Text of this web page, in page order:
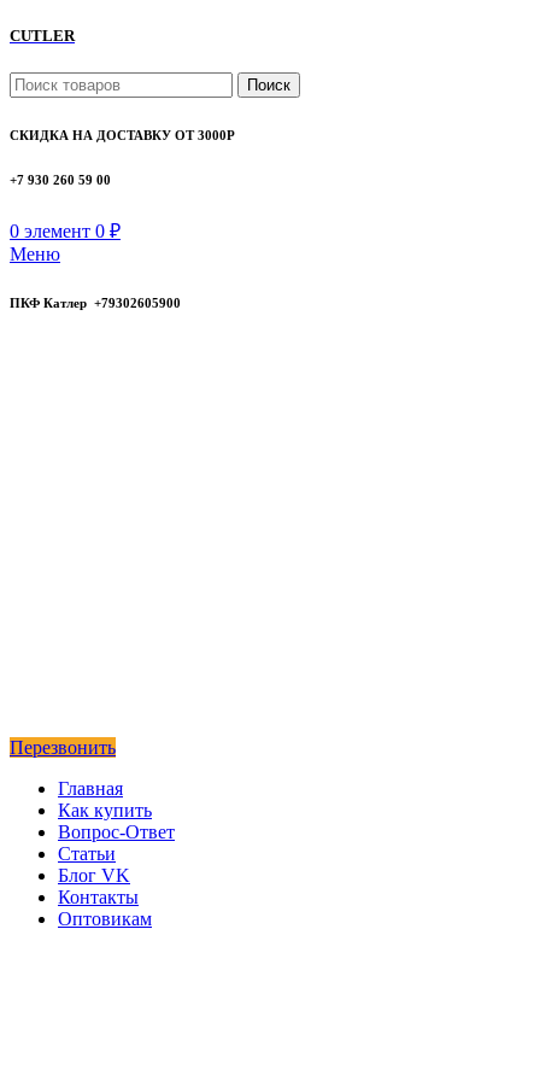
CUTLER
Поиск
СКИДКА НА ДОСТАВКУ ОТ 3000Р
+7 930 260 59 00
0 элемент 0 ₽
Меню
ПКФ Катлер +79302605900
Перезвонить
Главная
Как купить
Вопрос-Ответ
Статьи
Блог VK
Контакты
Оптовикам